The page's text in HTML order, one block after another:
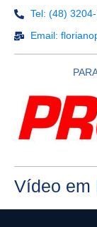
Tel: (48)
Email:
Vídeo em